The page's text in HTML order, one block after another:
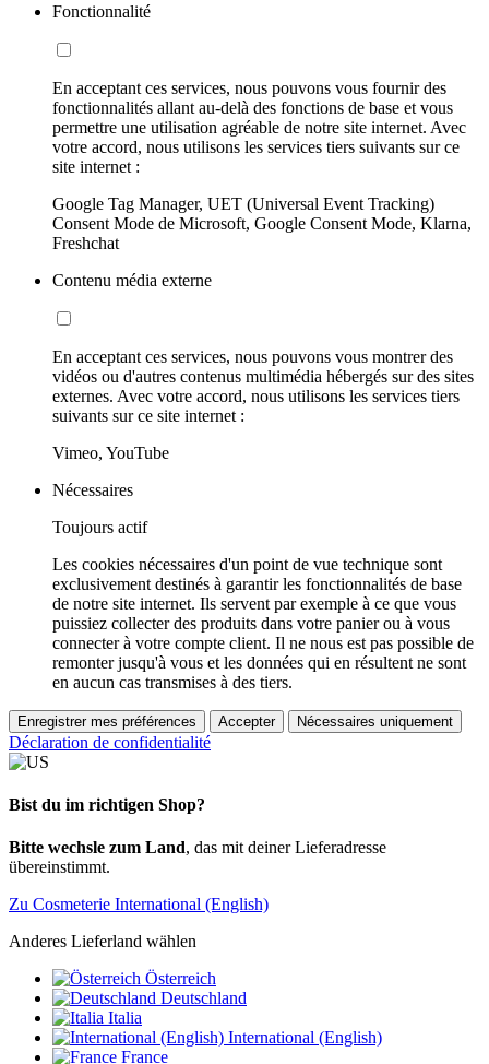
Fonctionnalité
En acceptant ces services, nous pouvons vous fournir des
fonctionnalités allant au-delà des fonctions de base et vous
permettre une utilisation agréable de notre site internet. Avec
votre accord, nous utilisons les services tiers suivants sur ce
site internet :
Google Tag Manager, UET (Universal Event Tracking)
Consent Mode de Microsoft, Google Consent Mode, Klarna,
Freshchat
Contenu média externe
En acceptant ces services, nous pouvons vous montrer des
vidéos ou d'autres contenus multimédia hébergés sur des sites
externes. Avec votre accord, nous utilisons les services tiers
suivants sur ce site internet :
Vimeo, YouTube
Nécessaires
Toujours actif
Les cookies nécessaires d'un point de vue technique sont
exclusivement destinés à garantir les fonctionnalités de base
de notre site internet. Ils servent par exemple à ce que vous
puissiez collecter des produits dans votre panier ou à vous
connecter à votre compte client. Il ne nous est pas possible de
remonter jusqu'à vous et les données qui en résultent ne sont
en aucun cas transmises à des tiers.
Enregistrer mes préférences Accepter Nécessaires uniquement
Déclaration de confidentialité
Bist du im richtigen Shop?
Bitte wechsle zum Land, das mit deiner Lieferadresse
übereinstimmt.
Zu Cosmeterie International (English)
Anderes Lieferland wählen
Österreich
Deutschland
Italia
International (English)
France